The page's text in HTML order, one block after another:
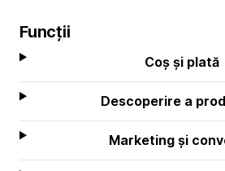
Funcții
Coș și plată
Descoperire a
Marketing și